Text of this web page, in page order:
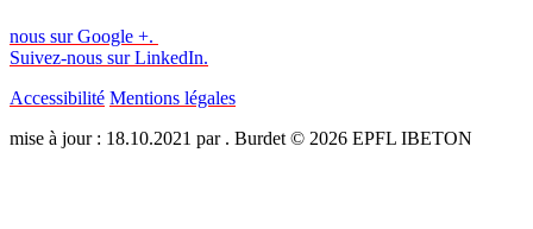
nous sur Google +.
Suivez-nous sur LinkedIn.
Accessibilité Mentions légales
mise à jour : 18.10.2021 par . Burdet © 2026 EPFL IBETON